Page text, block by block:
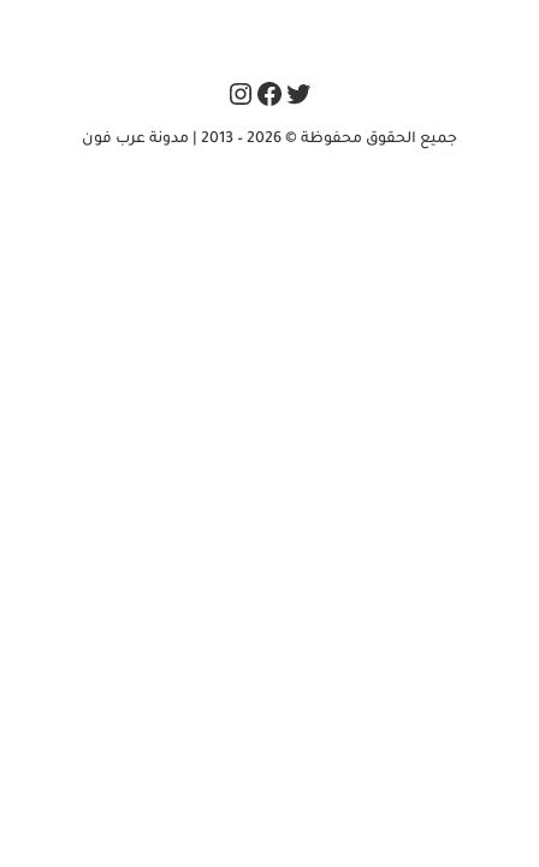
Twitter
Facebook
Instagram
جميع الحقوق محفوظة © 2026 – 2013 | مدونة عرب فون